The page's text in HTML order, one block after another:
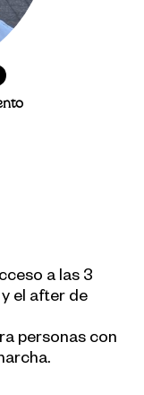
a las 3
el after de
personas con